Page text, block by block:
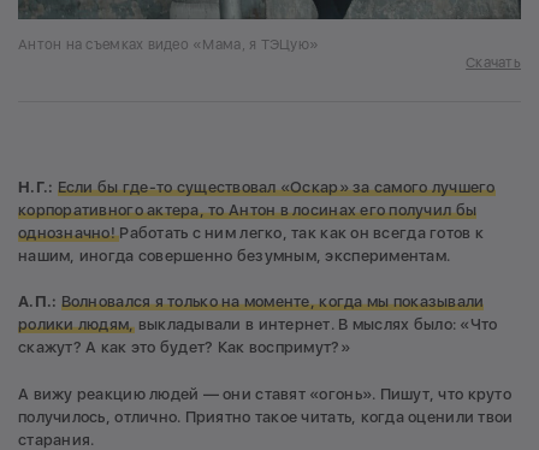
Антон на съемках видео «Мама, я ТЭЦую»
Скачать
Н.Г.: Если бы где-то существовал «Оскар» за самого лучшего
корпоративного актера, то Антон в лосинах его получил бы
однозначно!Работать с ним легко, так как он всегда готов к
нашим, иногда совершенно безумным, экспериментам.
А.П.: Волновался я только на моменте, когда мы показывали
ролики людям,выкладывали в интернет. В мыслях было: «Что
скажут? А как это будет? Как воспримут?»
А вижу реакцию людей — они ставят «огонь». Пишут, что круто
получилось, отлично. Приятно такое читать, когда оценили твои
старания.